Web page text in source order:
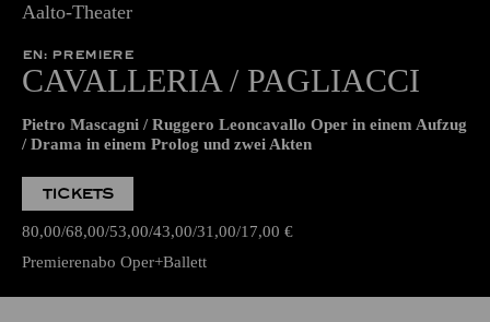
Aalto-Theater
EN: PREMIERE
CAVALLERIA / PAGLIACCI
Pietro Mascagni / Ruggero Leoncavallo Oper in einem Aufzug
/ Drama in einem Prolog und zwei Akten
TICKETS
80,00 68,00 53,00 43,00 31,00 17,00 €
Premierenabo Oper+Ballett